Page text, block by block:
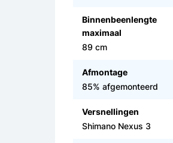
Binnenbeenlengte
maximaal
89 cm
Afmontage
85% afgemonteerd
Versnellingen
Shimano Nexus 3